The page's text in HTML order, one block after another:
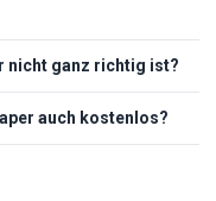
nicht ganz richtig ist?
auch kostenlos?